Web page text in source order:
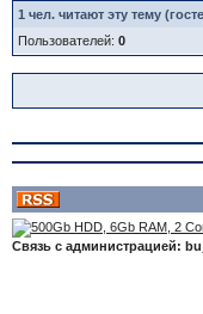
1 чел. читают эту тему
Пользователей: 0
Связь с администрацией: